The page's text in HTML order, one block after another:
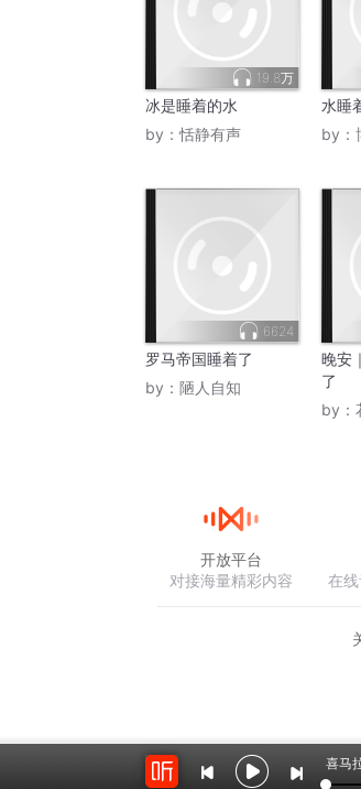
19.8万
冰是睡着的水
by：恬静有声
水睡
by：
6624
罗马帝国睡着了
by： 陋人自知
晚安
了
by：
喜马
开放平台
对接海量精彩内容
在